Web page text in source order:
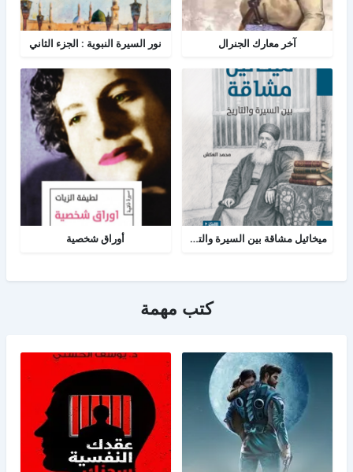
آخر معارك الجنرال نور السيرة النبوية : الجزء الثاني
ميخائيل مشاقة بين السيرة والتاريخ أوراق شخصية
كتب مهمة